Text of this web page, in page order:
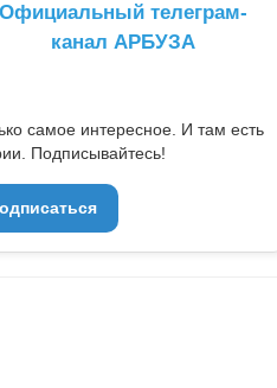
Официальный телеграм-
канал АРБУЗА
самое интересное. И там есть
Подписывайтесь!